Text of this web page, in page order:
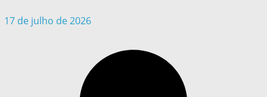
17 de julho de 2026